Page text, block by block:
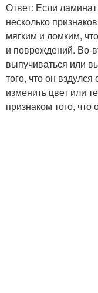
Ответ: Если
несколько
мягким и ломким,
и повреждений. Во-
выпучиваться или
того, что он
изменить цвет или
признаком того,